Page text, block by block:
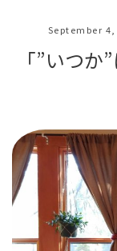
September 4,
「”いつ